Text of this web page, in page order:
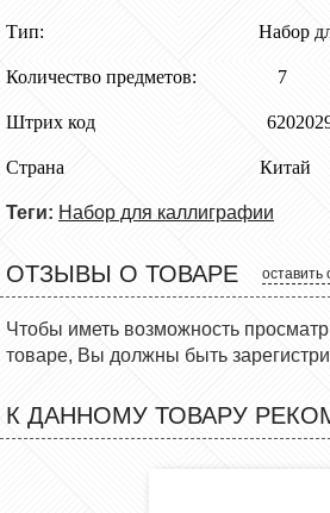
Тип: Набор для
Количество предметов: 7
Штрих код
Страна Китай
Теги: Набор для каллиграфии
ОТЗЫВЫ О ТОВАРЕ оставить
Чтобы иметь возможность
товаре, Вы должны быть
К ДАННОМУ ТОВАРУ